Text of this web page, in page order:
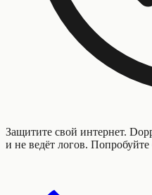
Защитите свой интернет.
и не ведёт логов. Попробуйте